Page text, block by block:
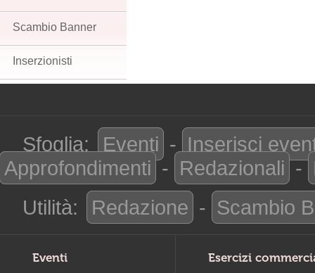
Scambio Banner
Inserzionisti
Sfoglia: Eventi - Inserisci
Approfondimenti - Redazionali -
Utilità:
Redazione - Scambio
Eventi Esercizi